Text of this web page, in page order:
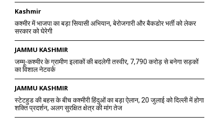
Kashmir
कश्मीर में भाजपा का बड़ा सियासी अभियान, बेरोजगारी और बैकडोर भर्ती को लेकर
सरकार को घेरेगी
JAMMU KASHMIR
जम्मू-कश्मीर के ग्रामीण इलाकों की बदलेगी तस्वीर, 7,790 करोड़ से बनेगा सड़कों
का विशाल नेटवर्क
JAMMU KASHMIR
स्टेटहुड की बहस के बीच कश्मीरी हिंदुओं का बड़ा ऐलान, 20 जुलाई को दिल्ली में होगा
शक्ति प्रदर्शन, अलग सुरक्षित क्षेत्र की मांग तेज